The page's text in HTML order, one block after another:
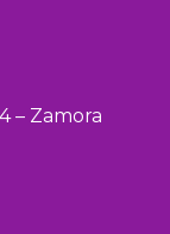
– Zamora